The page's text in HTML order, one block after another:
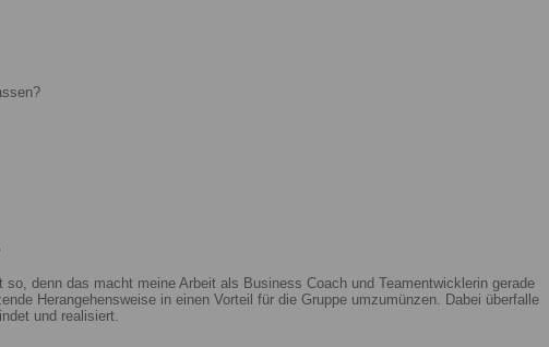
denn das macht meine Arbeit als Business Coach und Teamentwicklerin gerade
Herangehensweise in einen Vorteil für die Gruppe umzumünzen. Dabei überfalle
und realisiert.